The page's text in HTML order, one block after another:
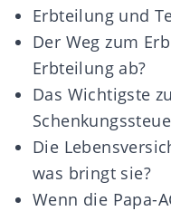
Erbteilung und
Der Weg zum
Erbteilung ab?
Das Wichtigste
Die
was bringt sie?
Wenn die Papa-